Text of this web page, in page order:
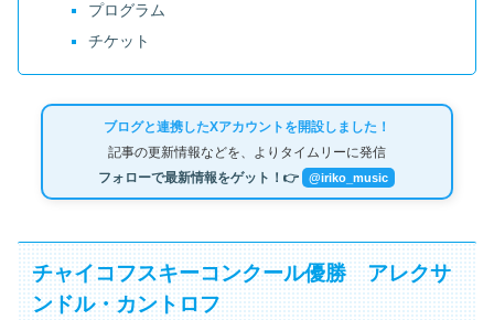
プログラム
チケット
ブログと連携したXアカウントを開設しました！
記事の更新情報などを、よりタイムリーに発信
フォローで最新情報をゲット！👉 @iriko_music
チャイコフスキーコンクール優勝 アレクサ
ンドル・カントロフ